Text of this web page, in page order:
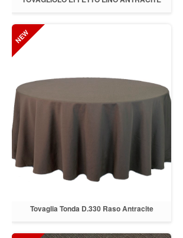
Tovaglia Tonda D.330 Raso Antracite